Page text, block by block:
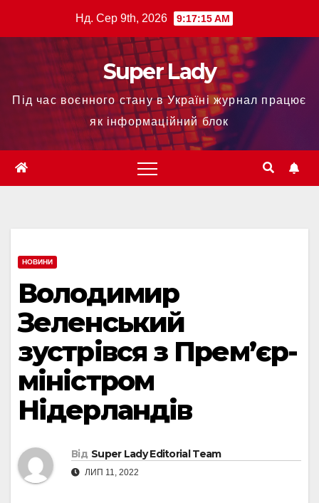
Нд. Сер 9th, 2026 9:17:16 AM
Super Lady
Під час воєнного стану в Україні журнал працює
як інформаційний блок
НОВИНИ
Володимир
Зеленський
зустрівся з Прем’єр-
міністром
Нідерландів
Від Super Lady Editorial Team
ЛИП 11, 2022